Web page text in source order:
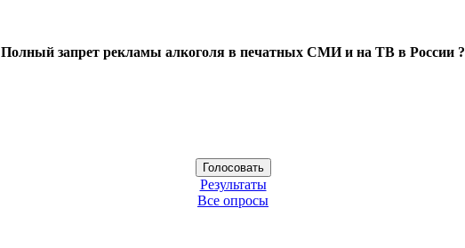
Полный запрет рекламы алкоголя в печатных СМИ и на ТВ в России ?
Результаты
Все опросы